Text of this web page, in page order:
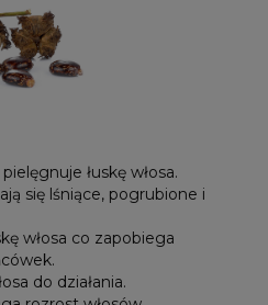
łuskę włosa.
się lśniące, pogrubione i
włosa co zapobiega
do działania.